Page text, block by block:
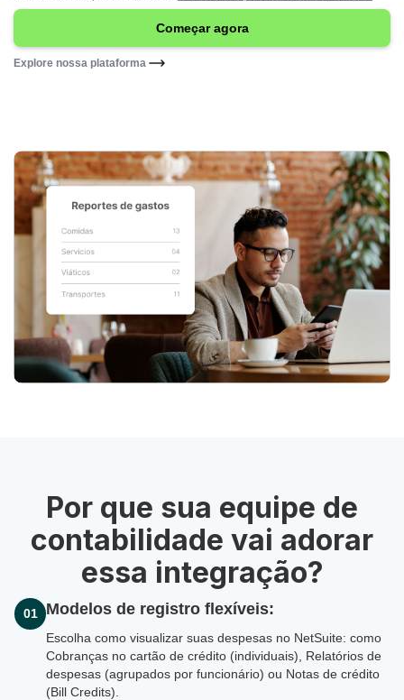
Explore nossa plataforma
Por que sua equipe de
contabilidade vai adorar
essa integração?
01 Modelos de registro flexíveis:
Escolha como visualizar suas despesas no NetSuite: como
Cobranças no cartão de crédito (individuais), Relatórios de
despesas (agrupados por funcionário) ou Notas de crédito
(Bill Credits).